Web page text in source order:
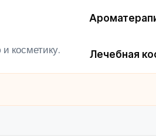
косметику. Лечебная